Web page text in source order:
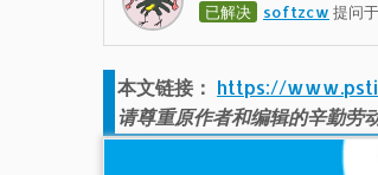
已解决 softzcw 提问
本文链接： https://
请尊重原作者和编辑的辛勤劳